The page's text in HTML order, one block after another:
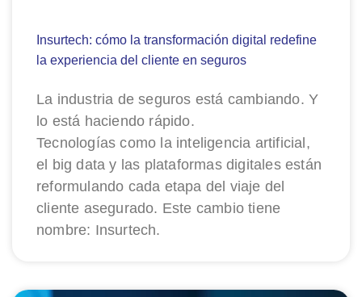
Insurtech: cómo la transformación digital redefine
la experiencia del cliente en seguros
La industria de seguros está cambiando. Y
lo está haciendo rápido.
Tecnologías como la inteligencia artificial,
el big data y las plataformas digitales están
reformulando cada etapa del viaje del
cliente asegurado. Este cambio tiene
nombre: Insurtech.